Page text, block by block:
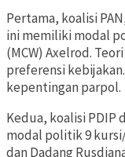
Pertama, koalisi
ini memiliki modal
(MCW) Axelrod.
preferensi
kepentingan parpol.
Kedua, koalisi PDIP
modal politik 9 kursi/
dan Dadang